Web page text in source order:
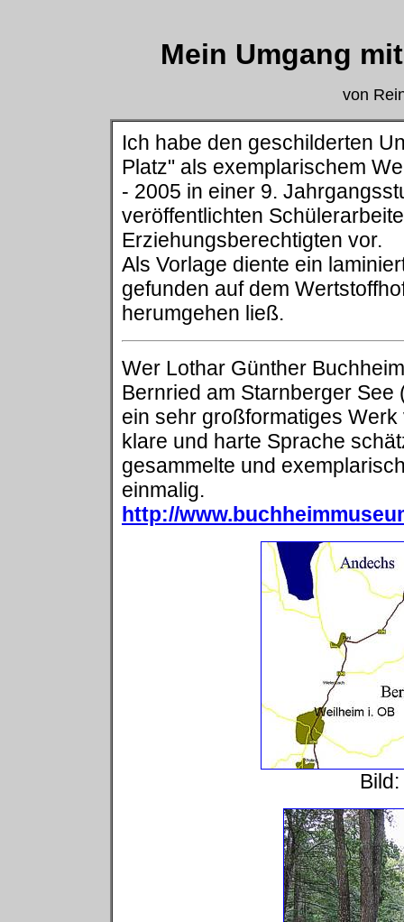
Mein Umgang
von
Ich habe den geschilderten
Platz" als exemplarischem
- 2005 in einer 9.
veröffentlichten
Erziehungsberechtigten vor.
Als Vorlage diente ein
gefunden auf dem
herumgehen ließ.
Wer Lothar Günther
Bernried am Starnberger See
ein sehr großformatiges
klare und harte Sprache
gesammelte und
einmalig.
http://
Bild: